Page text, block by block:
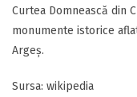
Curtea Domnească din
monumente istorice
Argeș.
Sursa: wikipedia